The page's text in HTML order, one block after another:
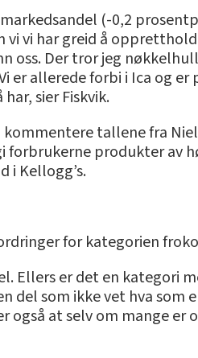
(-0,2
vi vi har greid å
oss. Der tror jeg
er allerede forbi i Ica og
sier Fiskvik.
tallene fra
forbrukerne produkter av
i Kellogg’s.
for kategorien
Ellers er det en kategori
som ikke vet hva som
også at selv om mange